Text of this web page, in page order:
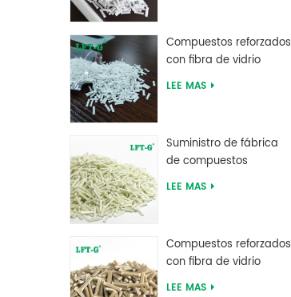
Compuestos reforzados
con fibra de vidrio
larga de tereftalato de
LEE MAS
Suministro de fábrica
de compuestos
reforzados con fibra de
LEE MAS
Compuestos reforzados
con fibra de vidrio
larga de sulfuro de
LEE MAS